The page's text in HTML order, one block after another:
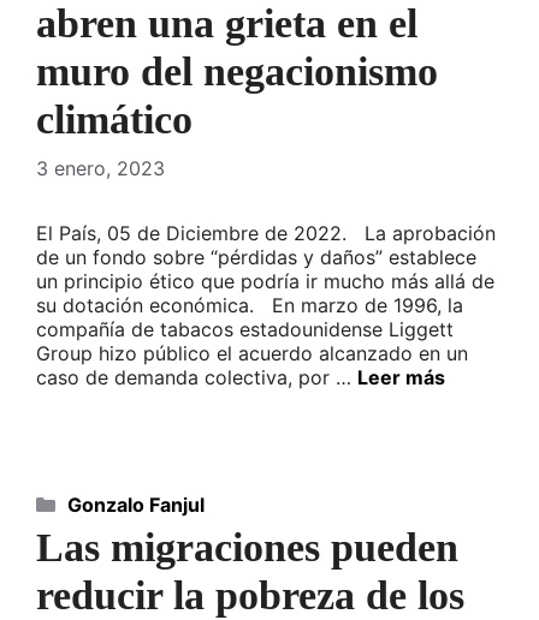
abren una grieta en el
muro del negacionismo
climático
3 enero, 2023
El País, 05 de Diciembre de 2022. La aprobación
de un fondo sobre “pérdidas y daños” establece
un principio ético que podría ir mucho más allá de
su dotación económica. En marzo de 1996, la
compañía de tabacos estadounidense Liggett
Group hizo público el acuerdo alcanzado en un
caso de demanda colectiva, por … Leer más
Las migraciones pueden
reducir la pobreza de los
Categorías
Gonzalo Fanjul